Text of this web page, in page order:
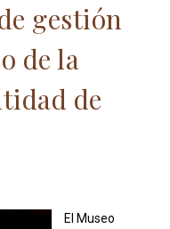
gestión
de la
de
El Museo